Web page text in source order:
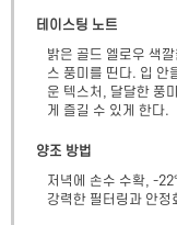
테이스팅 노트
밝은 골드 엘로우 색
스 풍미를 띤다. 입 안
운 텍스처, 달달한 풍
게 즐길 수 있게 한다.
양조 방법
저녁에 손수 수확, -
강력한 필터링과 안정